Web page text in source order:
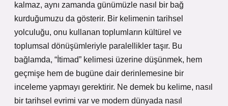
kalmaz, aynı zamanda günümüzle nasıl bir bağ
kurduğumuzu da gösterir. Bir kelimenin tarihsel
yolculuğu, onu kullanan toplumların kültürel ve
toplumsal dönüşümleriyle paralellikler taşır. Bu
bağlamda, “İtimad” kelimesi üzerine düşünmek, hem
geçmişe hem de bugüne dair derinlemesine bir
inceleme yapmayı gerektirir. Ne demek bu kelime, nasıl
bir tarihsel evrimi var ve modern dünyada nasıl